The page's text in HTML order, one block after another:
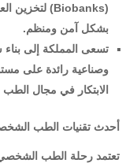
(Biobanks)
لتخزين
بشكل آمن ومنظم.
تسعى المملكة إلى
وصناعية رائدة على
الابتكار في مجال
أحدث تقنيات الطب
تعتمد رحلة الطب